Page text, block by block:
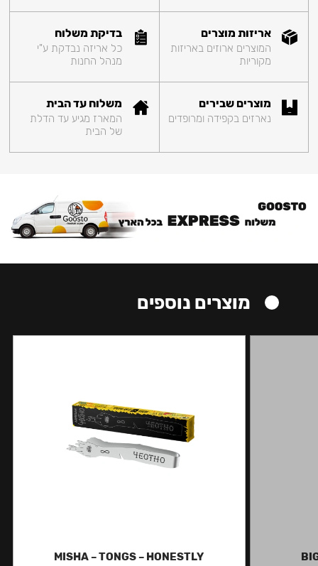
אריזות מוצרים
המוצרים ארוזים באריזות
מקוריות
בדיקת משלוח
כל אריזה נבדקת ע"י
מנהל החנות
מוצרים שבירים
נארזים בקפידה ומרופדים
משלוח עד הבית
המארז מגיע עד הדלת
של הבית
מוצרים נוספים
MISHA – TONGS – HONESTLY